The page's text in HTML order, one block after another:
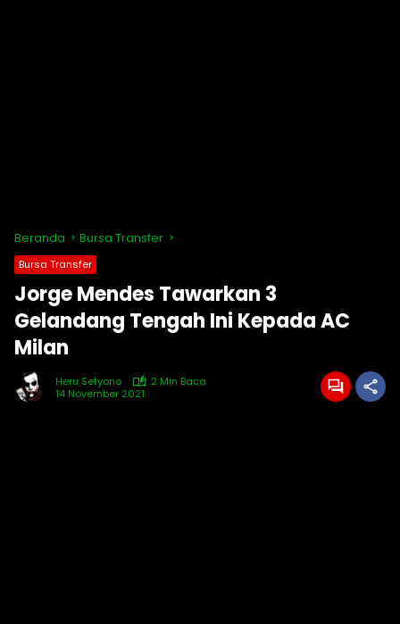
Beranda Bursa Transfer
Bursa Transfer
Jorge Mendes Tawarkan 3
Gelandang Tengah Ini Kepada AC
Milan
Heru Setyono
2 Min Baca
14 November 2021